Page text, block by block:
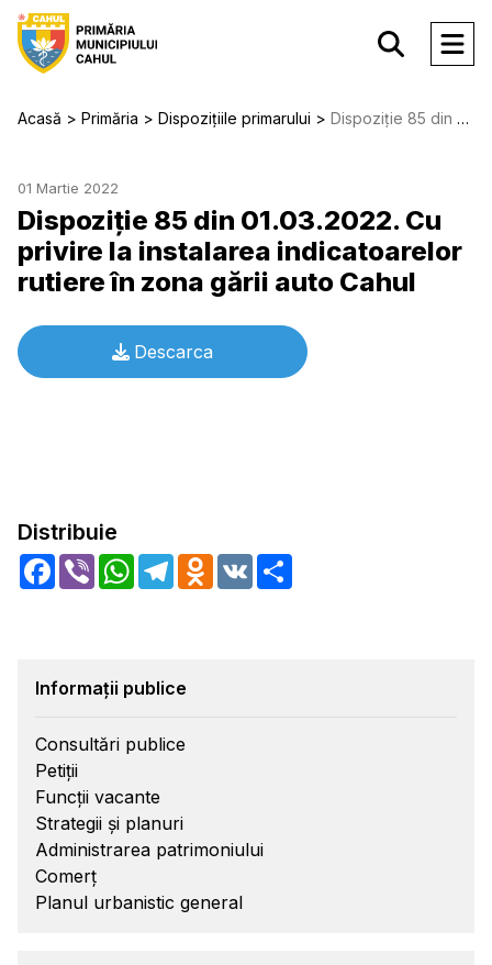
Acasă Primăria Dispozițiile primarului Dispoziție 85 din 01.03.2022. Cu privire la instalarea indicatoarelor rutiere în zona gării auto Cahul
01 Martie 2022
Dispoziție 85 din 01.03.2022. Cu
privire la instalarea indicatoarelor
rutiere în zona gării auto Cahul
Descarca
Distribuie
Facebook
Viber WhatsApp
TelegramOdnoklassniki
VK
Informații publice
Consultări publice
Petiții
Funcții vacante
Strategii și planuri
Administrarea patrimoniului
Comerț
Planul urbanistic general